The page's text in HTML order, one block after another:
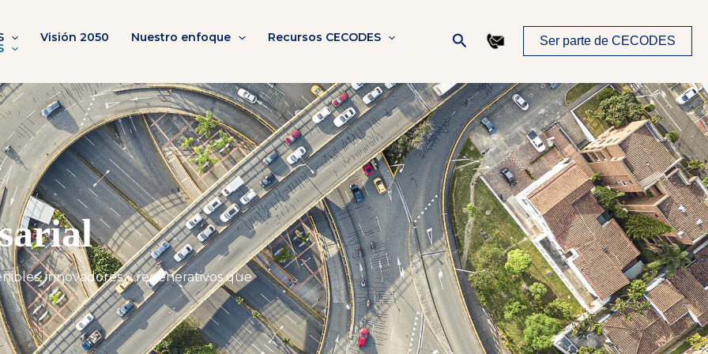
Visión 2050 Nuestro enfoque Recursos CECODES Buscar Ser parte de CECODES
innovadores y regenerativos que